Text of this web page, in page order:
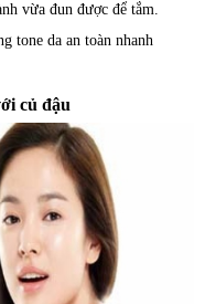
vừa đun được để tắm.
tone da an toàn nhanh
củ đậu